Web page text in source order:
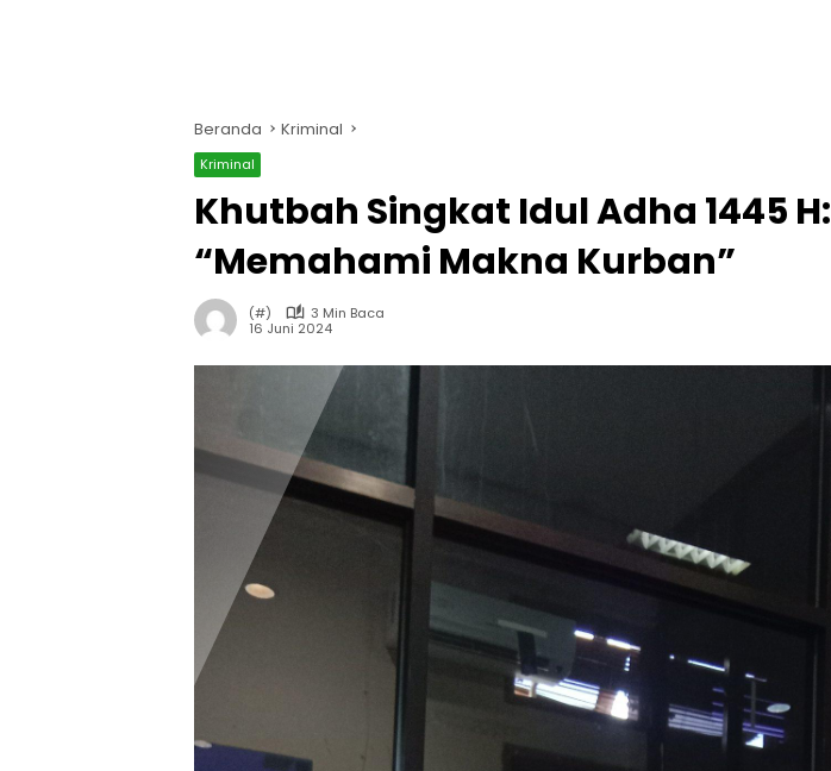
Beranda Kriminal
Kriminal
Khutbah Singkat Idul Adha 1445 H:
“Memahami Makna Kurban”
(#)
3 Min Baca
16 Juni 2024